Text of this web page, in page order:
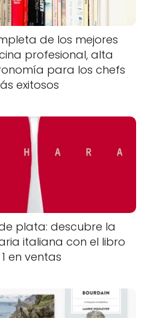
de los mejores
profesional, alta
para los chefs
exitosos
plata: descubre la
italiana con el libro
1 en ventas